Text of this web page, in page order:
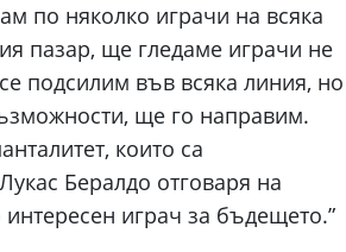
по няколко играчи на всяка
пазар, ще гледаме играчи не
подсилим във всяка линия, но
ще го направим.
които са
Бералдо отговаря на
играч за бъдещето.”